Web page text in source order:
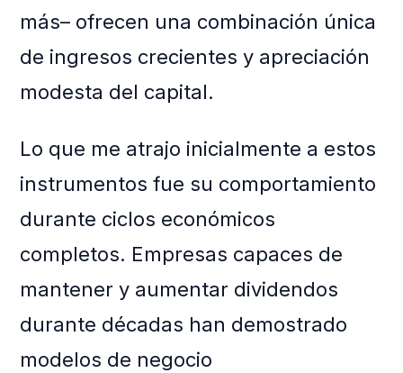
más– ofrecen una combinación única
de ingresos crecientes y apreciación
modesta del capital.
Lo que me atrajo inicialmente a estos
instrumentos fue su comportamiento
durante ciclos económicos
completos. Empresas capaces de
mantener y aumentar dividendos
durante décadas han demostrado
modelos de negocio